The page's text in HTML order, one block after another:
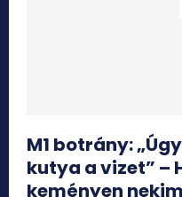
M1 botrány:
kutya a vizet” –
keményen